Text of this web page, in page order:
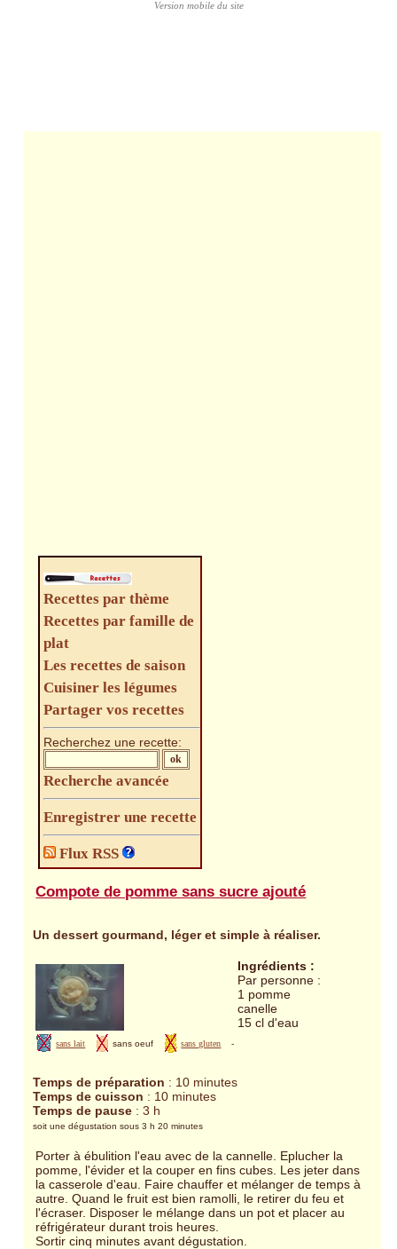
Recettes par thème
Recettes par famille de
plat
Les recettes de saison
Cuisiner les légumes
Partager vos recettes
Recherchez une recette:
Recherche avancée
Enregistrer une recette
Flux RSS
Compote de pomme sans sucre ajouté
Un dessert gourmand, léger et simple à réaliser.
sans lait sans oeuf sans gluten -
Ingrédients :
Par personne :
1 pomme
canelle
15 cl d'eau
Temps de préparation : 10 minutes
Temps de cuisson : 10 minutes
Temps de pause : 3 h
soit une dégustation sous 3 h 20 minutes
Porter à ébulition l'eau avec de la cannelle. Eplucher la
pomme, l'évider et la couper en fins cubes. Les jeter dans
la casserole d'eau. Faire chauffer et mélanger de temps à
autre. Quand le fruit est bien ramolli, le retirer du feu et
l'écraser. Disposer le mélange dans un pot et placer au
réfrigérateur durant trois heures.
Sortir cinq minutes avant dégustation.